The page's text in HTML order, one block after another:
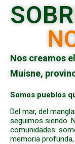
Nos creamos
Muisne,
Somos pueblos
Del mar, del
seguimos siendo.
comunidades:
memoria